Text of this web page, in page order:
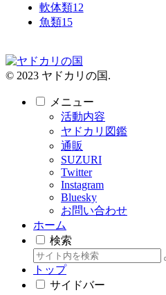
軟体類12
魚類15
© 2023 ヤドカリの国.
メニュー
活動内容
ヤドカリ図鑑
通販
SUZURI
Twitter
Instagram
Bluesky
お問い合わせ
ホーム
検索
トップ
サイドバー